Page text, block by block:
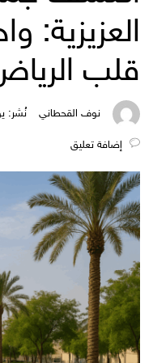
العزيزية:
قلب
نوف القحطاني نُشر: يوليو 10, 2025 | تم